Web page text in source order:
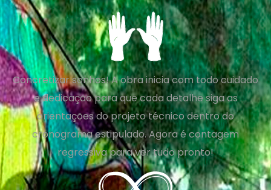
Concretizar sonhos! A obra inicia com todo cuidado
e dedicação para que cada detalhe siga as
orientações do projeto técnico dentro do
cronograma estipulado. Agora é contagem
regressiva para ver tudo pronto!